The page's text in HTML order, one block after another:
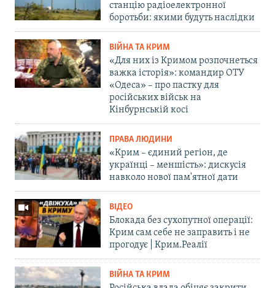
станцію радіоелектронної
боротьби: якими будуть наслідки
ВІЙНА ТА КРИМ
«Для них із Кримом розпочнеться
важка історія»: командир ОТУ
«Одеса» – про пастку для
російських військ на
Кінбурнській косі
ПРАВА ЛЮДИНИ
«Крим – єдиний регіон, де
українці – меншість»: дискусія
навколо нової пам'ятної дати
ВІДЕО
Блокада без сухопутної операції:
Крим сам себе не заправить і не
прогодує | Крим.Реалії
ВІЙНА ТА КРИМ